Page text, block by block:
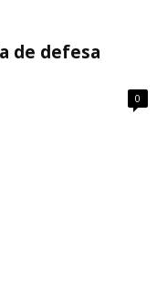
de defesa
0